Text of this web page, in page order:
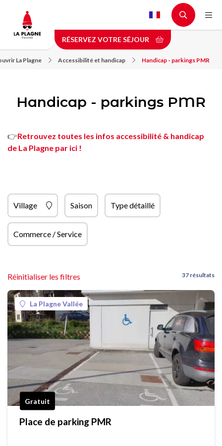
contenu
principal
RÉSERVEZ VOTRE SÉJOUR
La Plagne Accessibilité et handicap Handicap - parkings PMR
Handicap - parkings PMR
👉Retrouvez toutes les infos accessibilité & handicap
de La Plagne par ici !
Village Saison Type détaillé
Commerce / Service
Réinitialiser les filtres 37 résultats
La Plagne Vallée
Gratuit
Place de parking PMR